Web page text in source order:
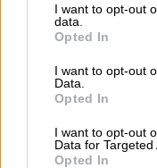
to Google and its
purposes in below
I want to opt-out
data.
Opted In
I want to opt-out
Data.
Opted In
I want to opt-out
Data for Targeted
Opted In
This professional
right choice!